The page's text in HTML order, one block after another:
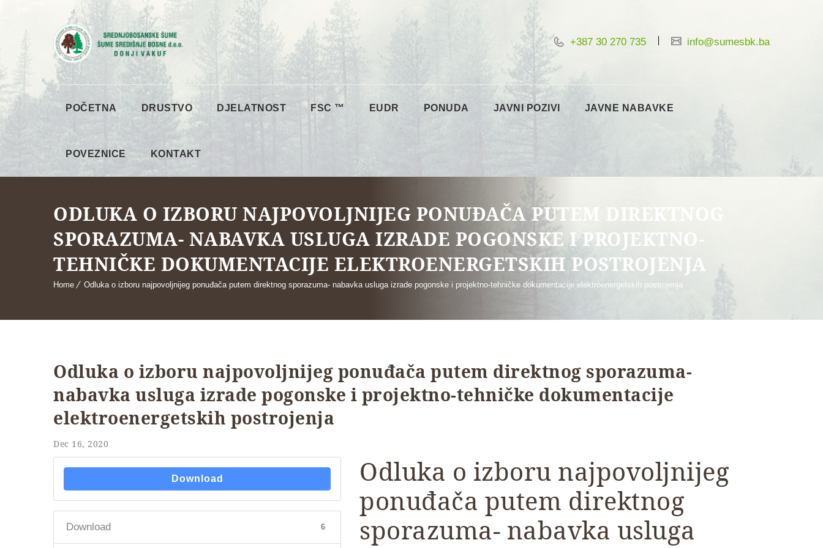
+387 30 270 735 info@sumesbk.ba
POČETNA DRUSTVO DJELATNOST FSC ™ EUDR PONUDA JAVNI POZIVI JAVNE NABAVKE
POVEZNICE KONTAKT
ODLUKA O IZBORU NAJPOVOLJNIJEG PONUĐAČA PUTEM DIREKTNOG
SPORAZUMA- NABAVKA USLUGA IZRADE POGONSKE I PROJEKTNO-
TEHNIČKE DOKUMENTACIJE ELEKTROENERGETSKIH POSTROJENJA
Home Odluka o izboru najpovoljnijeg ponuđača putem direktnog sporazuma- nabavka usluga izrade pogonske i projektno-tehničke dokumentacije elektroenergetskih postrojenja
Odluka o izboru najpovoljnijeg ponuđača putem direktnog sporazuma-
nabavka usluga izrade pogonske i projektno-tehničke dokumentacije
elektroenergetskih postrojenja
Dec 16, 2020
Download
Download 6
Odluka o izboru najpovoljnijeg
ponuđača putem direktnog
sporazuma- nabavka usluga